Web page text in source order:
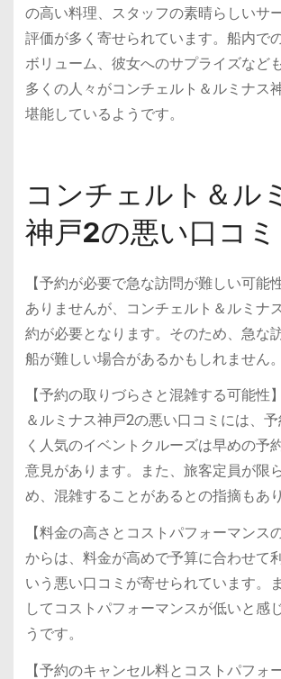
の高い料理、スタッフの素晴らしいサ
評価が多く寄せられています。船内で
ボリューム、彼女へのサプライズなど
多くの人々がコンチェルト＆ルミナス
堪能しているようです。
コンチェルト＆ル
神戸2の悪い口コミ
【予約が必要で急な訪問が難しい可能
ありませんが、コンチェルト＆ルミナ
約が必要となります。そのため、急な
船が難しい場合があるかもしれません。
【予約の取りづらさと混雑する可能性
＆ルミナス神戸2の悪い口コミには、
く人気のイベントクルーズは早めの予
意見があります。また、旅客定員が限
め、混雑することがあるとの指摘もあり
【料金の高さとコストパフォーマンス
からは、料金が高めで予算に合わせて
いう悪い口コミが寄せられています。
してコストパフォーマンスが低いと感
うです。
【予約のキャンセル料とコストパフォ